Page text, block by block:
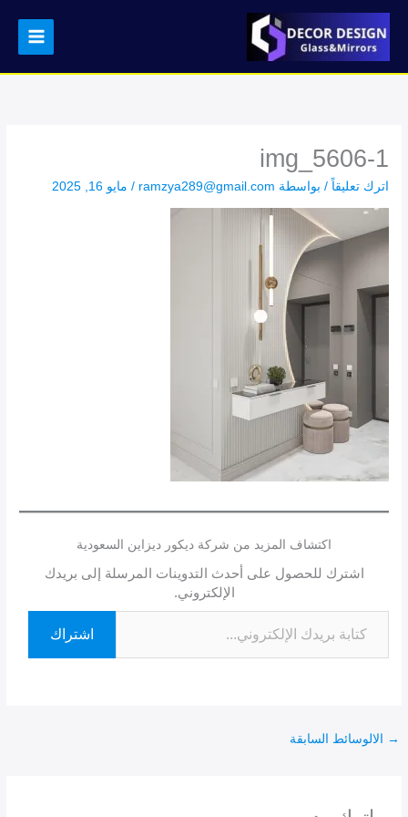
المحتوى
img_5606-1
اترك تعليقاً / بواسطة ramzya289@gmail.com
/ مايو 16, 2025
اكتشاف المزيد من شركة ديكور ديزاين السعودية
اشترك للحصول على أحدث التدوينات المرسلة إلى بريدك
الإلكتروني.
اشتراك
→ الالوسائط السابقة